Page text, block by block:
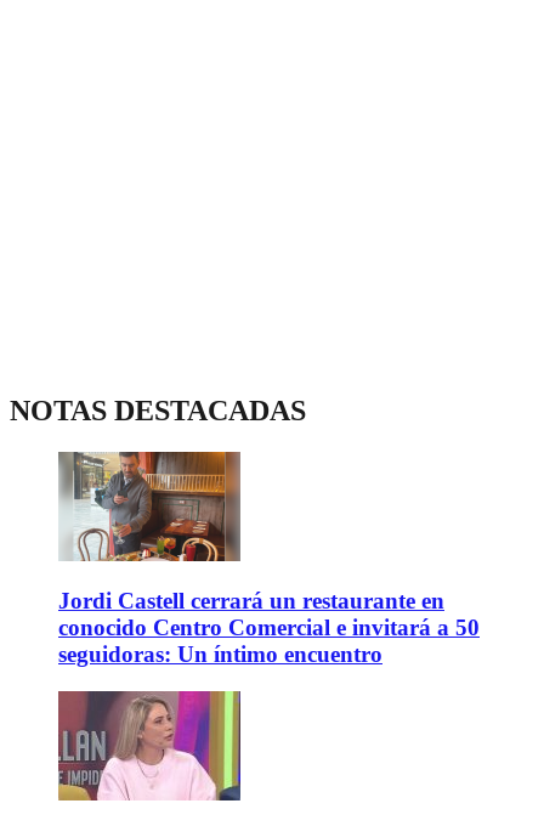
NOTAS DESTACADAS
Jordi Castell cerrará un restaurante en
conocido Centro Comercial e invitará a 50
seguidoras: Un íntimo encuentro